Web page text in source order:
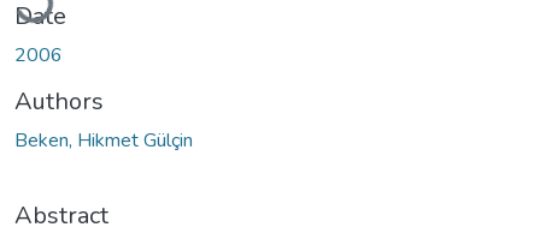
Date
2006
Authors
Beken, Hikmet Gülçin
Abstract